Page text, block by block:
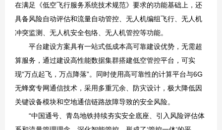
在满足《低空飞行服务系统技术规范》要求的功能基础上，还
具备风险自动评估和流量自动管控、无人机编组飞行、无人机
冲突监测、无人机安全包络、无人机管控等功能。
平台建设方案具有一站式低成本高可靠建设优势，无需超
算服务，通过建设高性能数据集群搭建低空管控平台，可实
现“万点起飞，万点降落”。同时使用高可靠性的计算平台与6G
无蜂窝专网通信技术，采用多重冗余、防灾设计，极大降低因
关键设备模块和空地通信链路故障导致的安全风险。
“中国通号、青岛地铁持续夯实安全底座、引入风险评估体